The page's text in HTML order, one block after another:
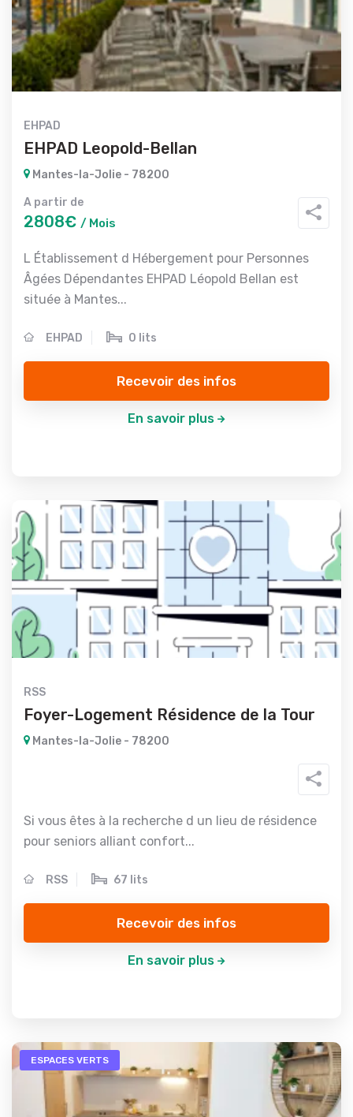
EHPAD
EHPAD Leopold-Bellan
Mantes-la-Jolie - 78200
A partir de
2808€ / Mois
L Établissement d Hébergement pour Personnes
Âgées Dépendantes EHPAD Léopold Bellan est
située à Mantes...
EHPAD 0 lits
Recevoir des infos
En savoir plus
RSS
Foyer-Logement Résidence de la Tour
Mantes-la-Jolie - 78200
Si vous êtes à la recherche d un lieu de résidence
pour seniors alliant confort...
RSS 67 lits
Recevoir des infos
En savoir plus
ESPACES VERTS